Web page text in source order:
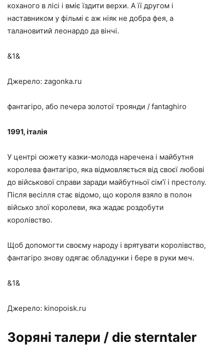
коханого в лісі і вміє їздити верхи. А її другом і
наставником у фільмі є аж ніяк не добра фея, а
талановитий леонардо да вінчі.
&1&
Джерело: zagonka.ru
фантагіро, або печера золотої троянди / fantaghiro
1991, італія
У центрі сюжету казки-молода наречена і майбутня
королева фантагіро, яка відмовляється від своєї любові
до військової справи заради майбутньої сім’ї і престолу.
Після весілля стає відомо, що короля взяло в полон
військо злої королеви, яка жадає роздобути
королівство.
Щоб допомогти своєму народу і врятувати королівство,
фантагіро знову одягає обладунки і бере в руки меч.
&1&
Джерело: kinopoisk.ru
Зоряні талери / die sterntaler